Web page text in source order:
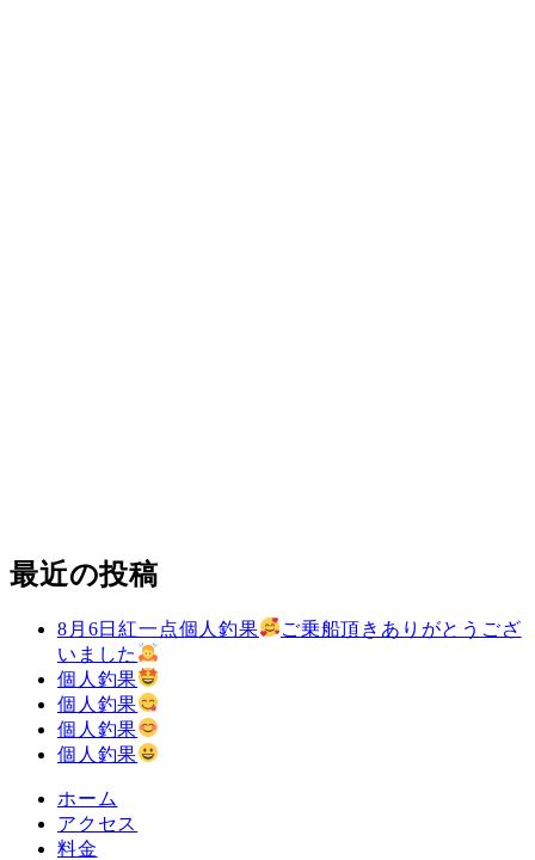
最近の投稿
8月6日紅一点個人釣果
ご乗船頂きありがとうござ
いました
個人釣果
個人釣果
個人釣果
個人釣果
ホーム
アクセス
料金